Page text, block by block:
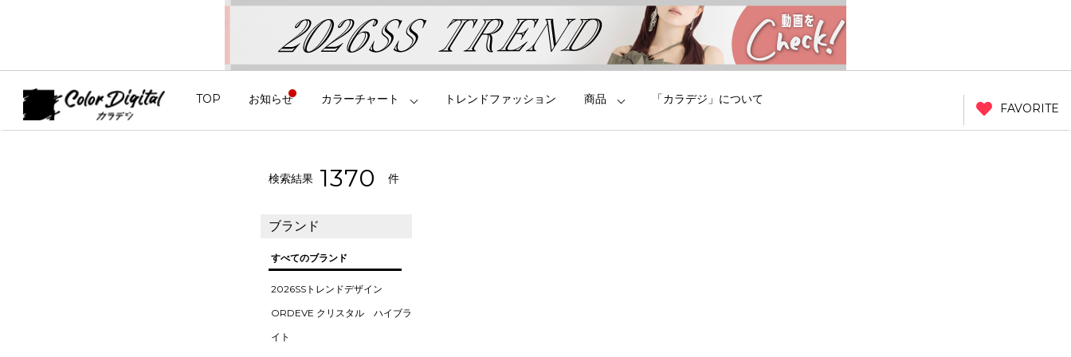
TOP お知らせ カラーチャート トレンドファッション 商品 「カラデジ」について
FAVORITE
検索結果 1370 件
ブランド
すべてのブランド
2026SSトレンドデザイン
ORDEVE クリスタル ハイブラ
イト